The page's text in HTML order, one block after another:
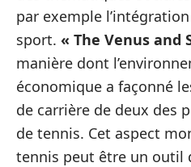
par exemple
sport. « The Venus and
manière dont
économique a façonné
de carrière de deux des
de tennis. Cet aspect
tennis peut être un outil